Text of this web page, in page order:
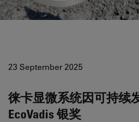
23 September 2025
徕卡显微系统因可持续
EcoVadis 银奖